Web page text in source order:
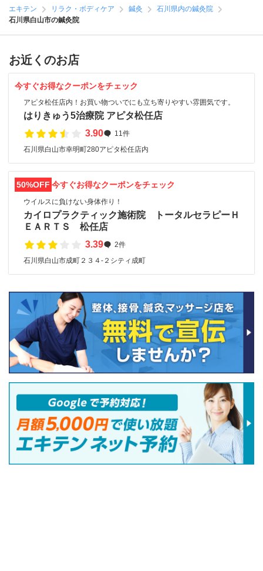
エキテン リラク・ボディケア 鍼灸
石川県内の鍼灸院
石川県白山市の鍼灸院
お近くのお店
今すぐお得なクーポンをチェック
アピタ松任店内！お買い物ついでにも立ち寄りやすい雰囲気です。
はりきゅう5治療院 アピタ松任店
3.90
11件
石川県白山市幸明町280アピタ松任店内
50%OFF 今すぐお得なクーポンをチェック
ウイルスに負けない身体作り！
カイロプラクティック施術院 トータルセラピーＨ
ＥＡＲＴＳ 松任店
3.39
2件
石川県白山市成町２３４-２シティ成町